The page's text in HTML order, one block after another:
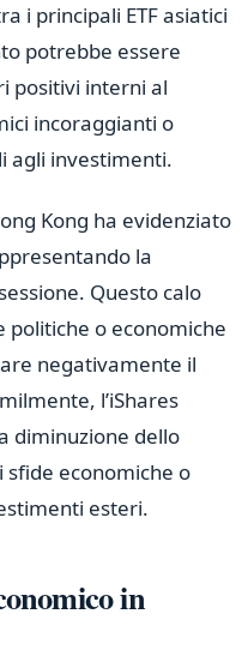
i principali ETF asiatici
potrebbe essere
positivi interni al
incoraggianti o
agli investimenti.
Kong ha evidenziato
la
Questo calo
o economiche
negativamente il
l’iShares
diminuzione dello
sfide economiche o
esteri.
in